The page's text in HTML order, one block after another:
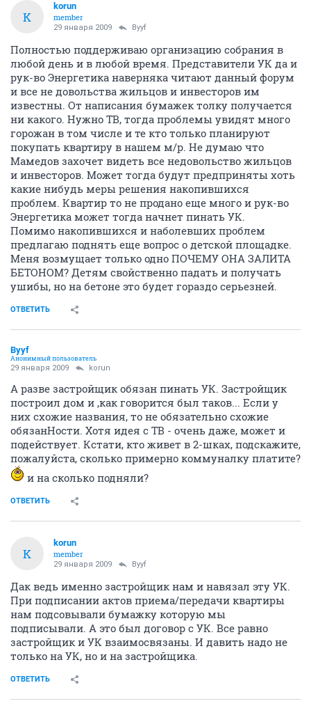
K
korun
member
29 января 2009 Byyf
Полностью поддерживаю организацию собрания в
любой день и в любой время. Представители УК да и
рук-во Энергетика наверняка читают данный форум
и все не довольства жильцов и инвесторов им
известны. От написания бумажек толку получается
ни какого. Нужно ТВ, тогда проблемы увидят много
горожан в том числе и те кто только планируют
покупать квартиру в нашем м/р. Не думаю что
Мамедов захочет видеть все недовольство жильцов
и инвесторов. Может тогда будут предприняты хоть
какие нибудь меры решения накопившихся
проблем. Квартир то не продано еще много и рук-во
Энергетика может тогда начнет пинать УК.
Помимо накопившихся и наболевших проблем
предлагаю поднять еще вопрос о детской площадке.
Меня возмущает только одно ПОЧЕМУ ОНА ЗАЛИТА
БЕТОНОМ? Детям свойственно падать и получать
ушибы, но на бетоне это будет гораздо серьезней.
ОТВЕТИТЬ
Byyf
Анонимный пользователь
29 января 2009 korun
А разве застройщик обязан пинать УК. Застройщик
построил дом и ,как говорится был таков... Если у
них схожие названия, то не обязательно схожие
обязанНости. Хотя идея с ТВ - очень даже, может и
подействует. Кстати, кто живет в 2-шках, подскажите,
пожалуйста, сколько примерно коммуналку платите?
и на сколько подняли?
ОТВЕТИТЬ
K
korun
member
29 января 2009 Byyf
Дак ведь именно застройщик нам и навязал эту УК.
При подписании актов приема/передачи квартиры
нам подсовывали бумажку которую мы
подписывали. А это был договор с УК. Все равно
застройщик и УК взаимосвязаны. И давить надо не
только на УК, но и на застройщика.
ОТВЕТИТЬ